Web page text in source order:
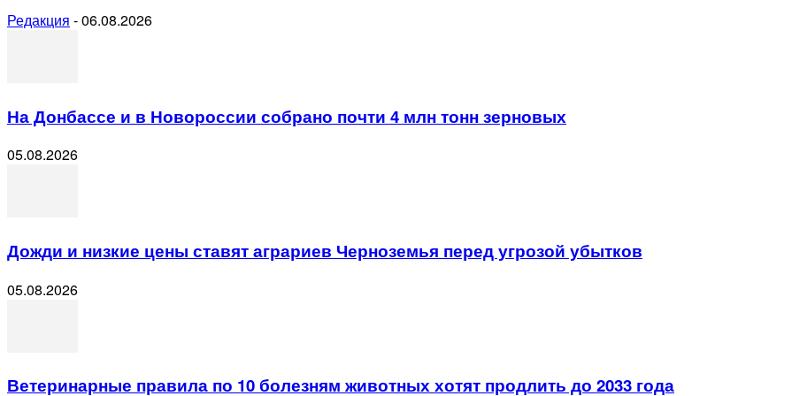
Редакция -06.08.2026
На Донбассе и в Новороссии собрано почти 4 млн тонн зерновых
05.08.2026
Дожди и низкие цены ставят аграриев Черноземья перед угрозой убытков
05.08.2026
Ветеринарные правила по 10 болезням животных хотят продлить до 2033 года